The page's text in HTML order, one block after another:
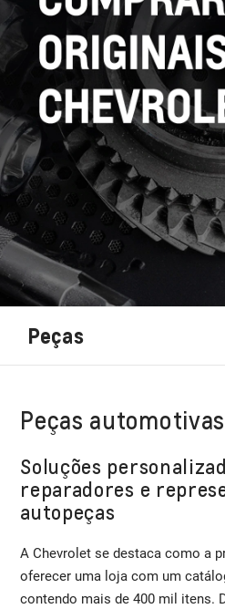
Peças
Peças
Soluções
reparadores e
autopeças
A Chevrolet se destaca como a
oferecer uma loja com um
contendo mais de 400 mil itens.